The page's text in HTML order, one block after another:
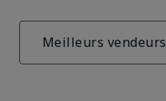
Meilleurs vendeurs